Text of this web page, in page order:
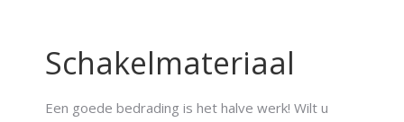
Schakelmateriaal
Een goede bedrading is het halve werk! Wilt u